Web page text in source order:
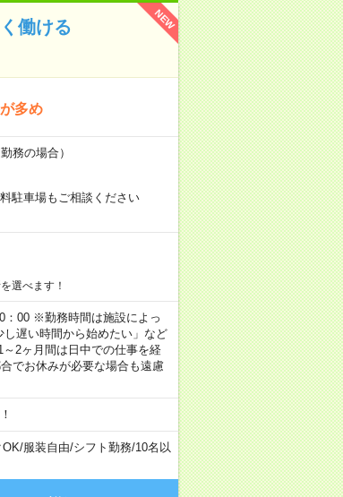
NEW
働ける
多め
務の場合）
駐車場もご相談ください
選べます！
：00 ※勤務時間は施設によっ
遅い時間から始めたい」など
2ヶ月間は日中での仕事を経
でお休みが必要な場合も遠慮
/服装自由/シフト勤務/10名以